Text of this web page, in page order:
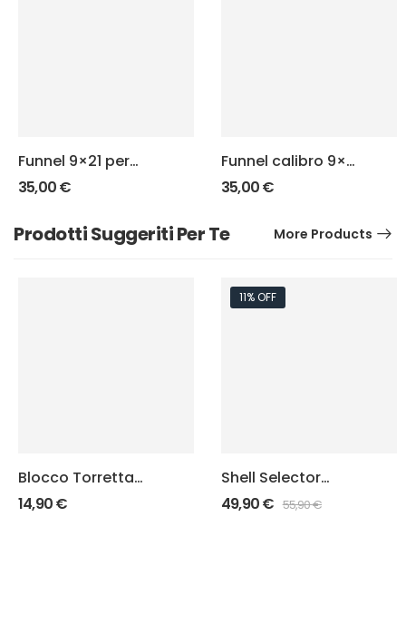
Funnel 9×21 per
dosatore Hornady
35,00€
Funnel calibro 9×21
per dosatore
Dillon
35,00€
Prodotti Suggeriti Per Te More Products
Blocco Torretta
Lee Load Master
14,90€
11% OFF
Shell Selector
Buckets Ø19cm
49,90€ 55,90€